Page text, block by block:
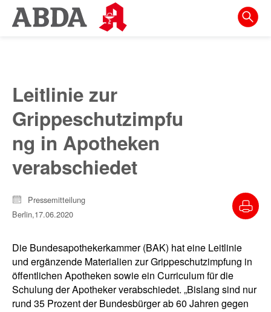
Springe
direkt
zur
Meta-
Navigation
zum
Inhalt
zur
Suche
Leitlinie zur
Grippeschutzimpfu
ng in Apotheken
verabschiedet
Pressemitteilung
Berlin,17.06.2020
Die Bundesapothekerkammer (BAK) hat eine Leitlinie
und ergänzende Materialien zur Grippeschutzimpfung in
öffentlichen Apotheken sowie ein Curriculum für die
Schulung der Apotheker verabschiedet. „Bislang sind nur
rund 35 Prozent der Bundesbürger ab 60 Jahren gegen